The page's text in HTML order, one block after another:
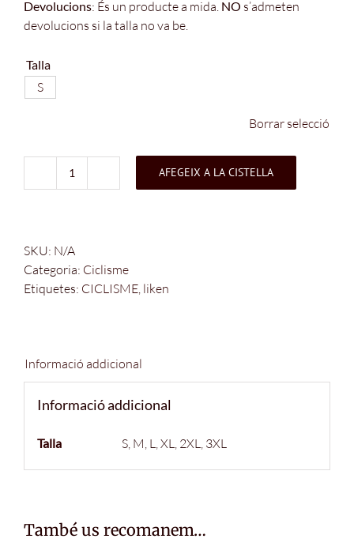
Devolucions: És un producte a mida. NO s’admeten
devolucions si la talla no va be.
Talla
S
Borrar selecció
quantitat
Day
Dona
(slim
AFEGEIX A LA CISTELLA
SKU: N/A
Categoria: Ciclisme
Etiquetes: CICLISME liken
Informació addicional
Informació addicional
Talla S, M, L, XL, 2XL, 3XL
També us recomanem…